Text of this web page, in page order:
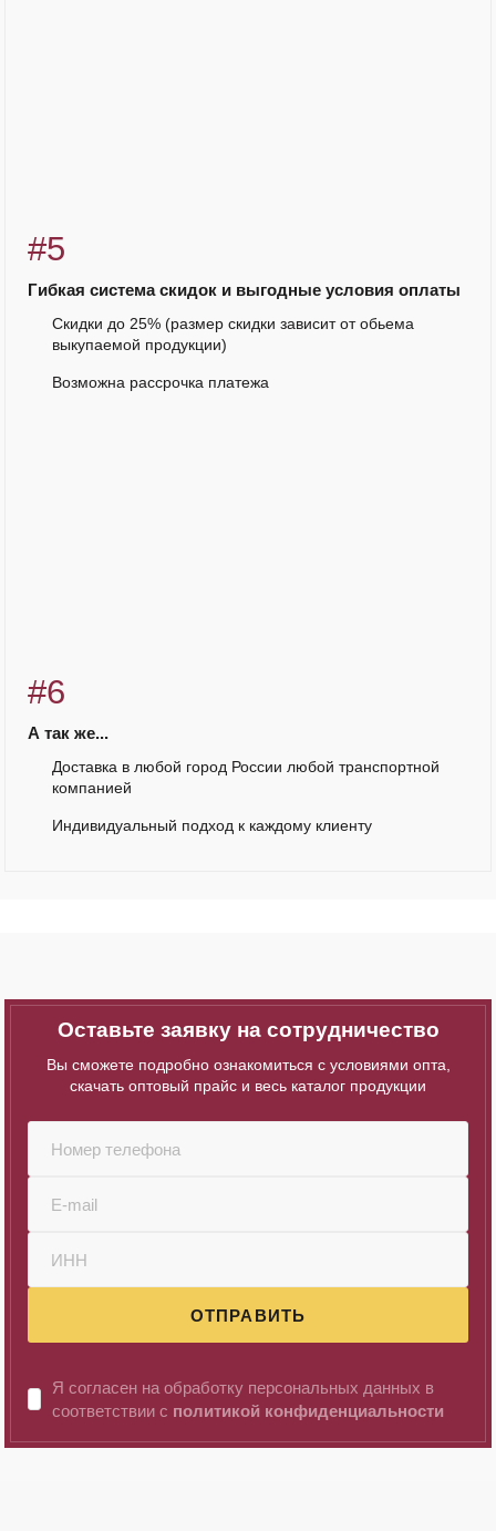
#5
Гибкая система скидок и выгодные условия оплаты
Скидки до 25% (размер скидки зависит от обьема
выкупаемой продукции)
Возможна рассрочка платежа
#6
А так же...
Доставка в любой город России любой транспортной
компанией
Индивидуальный подход к каждому клиенту
Оставьте заявку на сотрудничество
Вы сможете подробно ознакомиться с условиями опта,
скачать оптовый прайс и весь каталог продукции
ОТПРАВИТЬ
Я согласен на обработку персональных данных в
соответствии с политикой конфиденциальности